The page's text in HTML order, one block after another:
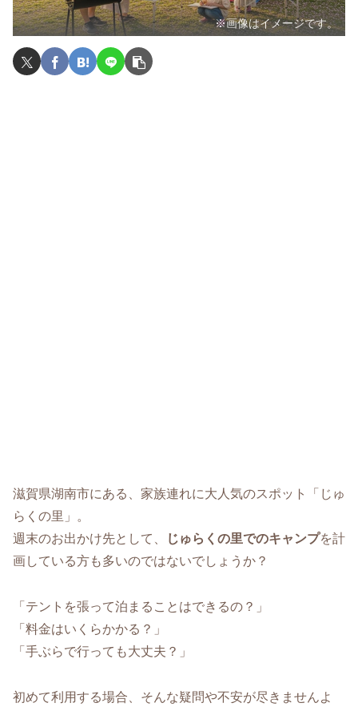
※画像はイメージです。
滋賀県湖南市にある、家族連れに大人気のスポット「じゅ
らくの里」。
週末のお出かけ先として、
じゅらくの里でのキャンプを計
画している方も多いのではないでしょうか？
「テントを張って泊まることはできるの？」
「料金はいくらかかる？」
「手ぶらで行っても大丈夫？」
初めて利用する場合、そんな疑問や不安が尽きませんよ